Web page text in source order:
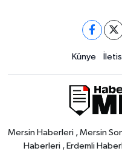
Künye
Mersin Haberleri , Mersin
Haberleri , Erdemli